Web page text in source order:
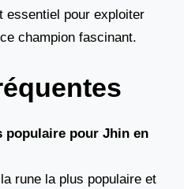
pour exploiter
champion fascinant.
populaire pour Jhin en
rune la plus populaire et